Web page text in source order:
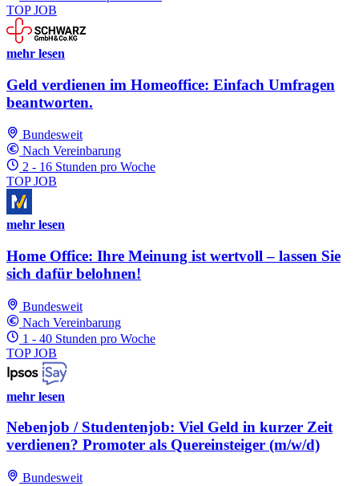
TOP JOB
mehr lesen
Geld verdienen im Homeoffice: Einfach Umfragen
beantworten.
Bundesweit
Nach Vereinbarung
2 - 16 Stunden pro Woche
TOP JOB
mehr lesen
Home Office: Ihre Meinung ist wertvoll – lassen Sie
sich dafür belohnen!
Bundesweit
Nach Vereinbarung
1 - 40 Stunden pro Woche
TOP JOB
mehr lesen
Nebenjob / Studentenjob: Viel Geld in kurzer Zeit
verdienen? Promoter als Quereinsteiger (m/w/d)
Bundesweit